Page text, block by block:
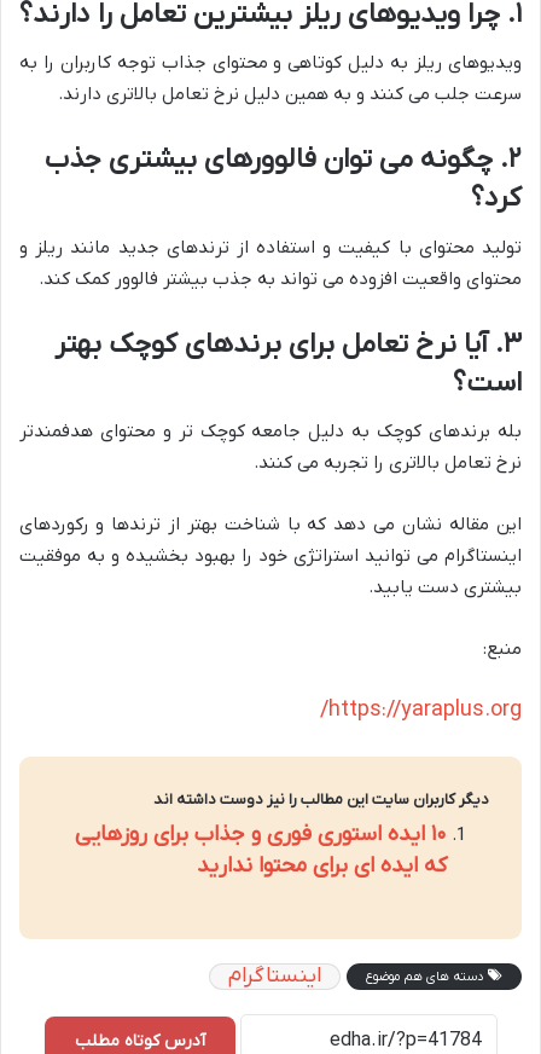
۱. چرا ویدیوهای ریلز بیشترین تعامل را دارند؟
ویدیوهای ریلز به دلیل کوتاهی و محتوای جذاب توجه کاربران را به
سرعت جلب می کنند و به همین دلیل نرخ تعامل بالاتری دارند.
۲. چگونه می توان فالوورهای بیشتری جذب
کرد؟
تولید محتوای با کیفیت و استفاده از ترندهای جدید مانند ریلز و
محتوای واقعیت افزوده می تواند به جذب بیشتر فالوور کمک کند.
۳. آیا نرخ تعامل برای برندهای کوچک بهتر
است؟
بله برندهای کوچک به دلیل جامعه کوچک تر و محتوای هدفمندتر
نرخ تعامل بالاتری را تجربه می کنند.
این مقاله نشان می دهد که با شناخت بهتر از ترندها و رکوردهای
اینستاگرام می توانید استراتژی خود را بهبود بخشیده و به موفقیت
بیشتری دست یابید.
منبع:
https://yaraplus.org/
دیگر کاربران سایت این مطالب را نیز دوست داشته اند
۱۰ ایده استوری فوری و جذاب برای روزهایی
که ایده ای برای محتوا ندارید
دسته های هم موضوع اینستاگرام
آدرس کوتاه مطلب